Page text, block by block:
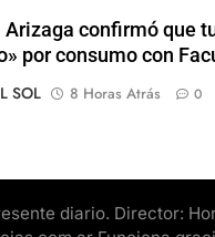
Arizaga confirmó que
por consumo con
SOL
8 Horas Atrás 0
diario. Director: